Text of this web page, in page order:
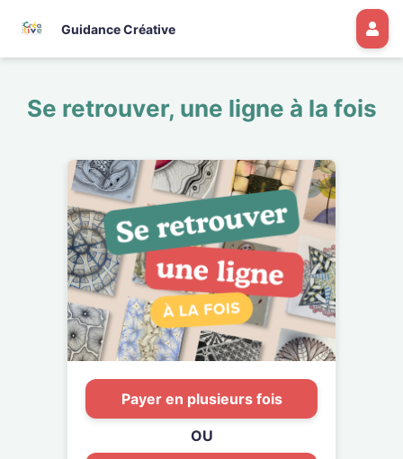
Guidance Créative
Se retrouver, une ligne à la fois
Payer en plusieurs fois
OU